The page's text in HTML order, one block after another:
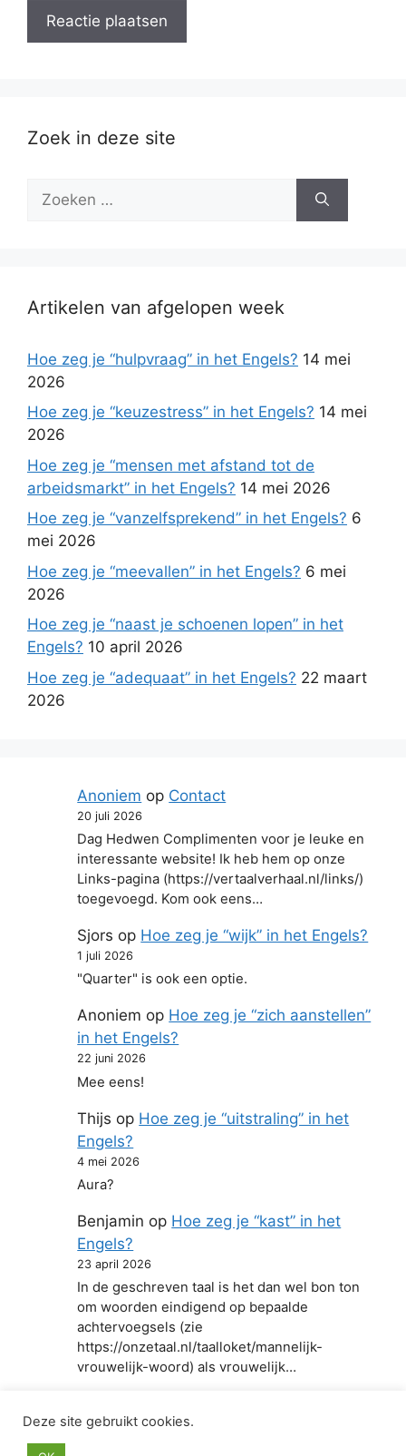
Zoek in deze site
naar:
Artikelen van afgelopen week
Hoe zeg je “hulpvraag” in het Engels? 14 mei
2026
Hoe zeg je “keuzestress” in het Engels? 14 mei
2026
Hoe zeg je “mensen met afstand tot de
arbeidsmarkt” in het Engels? 14 mei 2026
Hoe zeg je “vanzelfsprekend” in het Engels? 6
mei 2026
Hoe zeg je “meevallen” in het Engels? 6 mei
2026
Hoe zeg je “naast je schoenen lopen” in het
Engels? 10 april 2026
Hoe zeg je “adequaat” in het Engels? 22 maart
2026
Anoniem op Contact
20 juli 2026
Dag Hedwen Complimenten voor je leuke en
interessante website! Ik heb hem op onze
Links-pagina (https://vertaalverhaal.nl/links/)
toegevoegd. Kom ook eens…
Sjors op Hoe zeg je “wijk” in het Engels?
1 juli 2026
"Quarter" is ook een optie.
Anoniem op Hoe zeg je “zich aanstellen”
in het Engels?
22 juni 2026
Mee eens!
Thijs op Hoe zeg je “uitstraling” in het
Engels?
4 mei 2026
Aura?
Benjamin op Hoe zeg je “kast” in het
Engels?
23 april 2026
In de geschreven taal is het dan wel bon ton
om woorden eindigend op bepaalde
achtervoegsels (zie
https://onzetaal.nl/taalloket/mannelijk-
vrouwelijk-woord) als vrouwelijk…
© 2026 Hoe zeg je in het Engels
Deze site gebruikt cookies.